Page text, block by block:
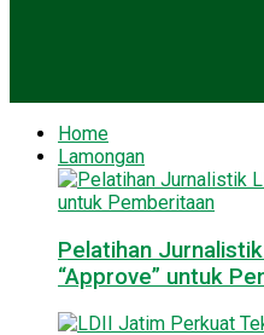
Home
Lamongan
Pelatihan
“Approve” untuk